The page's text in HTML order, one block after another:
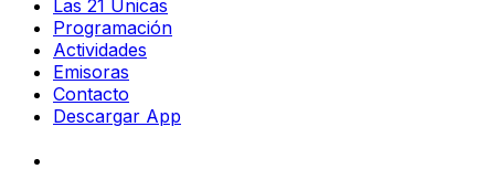
Las 21 Únicas
Programación
Actividades
Emisoras
Contacto
Descargar App